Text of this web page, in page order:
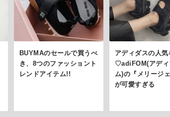
BUYMAのセールで買うべ
き、8つのファッショント
レンドアイテム!!
アディダスの人気
♡adiFOM(アディ
ム)の『メリージ
が可愛すぎる